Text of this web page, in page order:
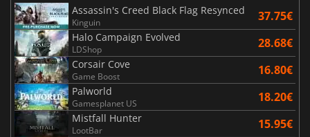
Assassin's Creed Black Flag Resynced
Kinguin 37.75€
Halo Campaign Evolved
LDShop 28.68€
Corsair Cove
Game Boost 16.80€
Palworld
Gamesplanet US 18.20€
Mistfall Hunter
LootBar 15.95€